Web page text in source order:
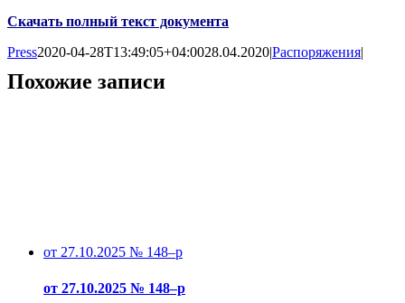
Скачать полный текст документа
Press2020-04-28T13:49:05+04:0028.04.2020|Распоряжения|
Похожие записи
от 27.10.2025 № 148–р
от 27.10.2025 № 148–р